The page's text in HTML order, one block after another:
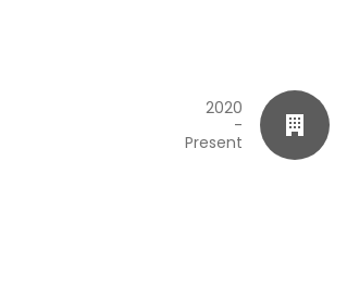
2020
-
Present